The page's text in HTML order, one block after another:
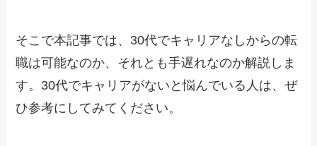
そこで本記事では、30代でキャリアなしからの転
職は可能なのか、それとも手遅れなのか解説しま
す。30代でキャリアがないと悩んでいる人は、ぜ
ひ参考にしてみてください。